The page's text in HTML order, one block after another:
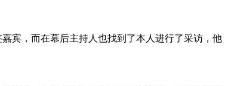
宾，而在幕后主持人也找到了本人进行了采访，他